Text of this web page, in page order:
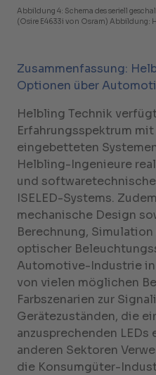
Abbildung 4: Schema des seriell
(Osire E4633i von Osram) Abbildung:
Zusammenfassung:
Optionen über
Helbling Technik
Erfahrungsspektrum
eingebetteten
Helbling-Ingenieure
und
ISELED-Systems.
mechanische Design
Berechnung,
optischer
Automotive-Industrie
von vielen möglichen
Farbszenarien zur
Gerätezuständen, die
anzusprechenden
anderen Sektoren
die Konsumgüter-